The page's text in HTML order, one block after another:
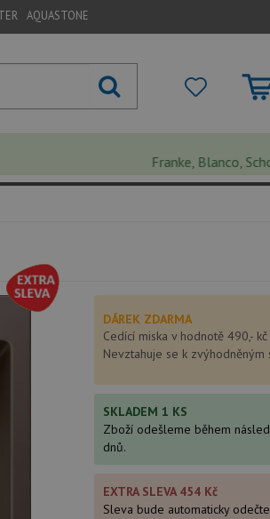
AQUASTONE
Franke, Blanco, Schock,
DÁREK ZDARMA
Cedící miska v hodnotě 490,- kč
Nevztahuje se k zvýhodněným
SKLADEM 1 KS
Zboží odešleme během
dnů.
EXTRA SLEVA 454 Kč
Sleva bude automaticky